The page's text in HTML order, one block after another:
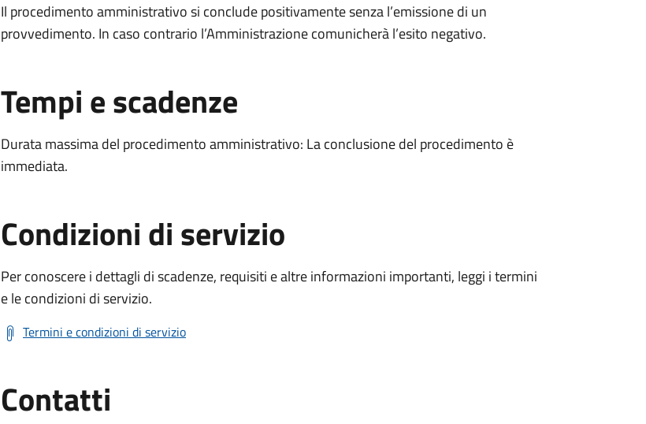
Il procedimento amministrativo si conclude positivamente senza l’emissione di un
provvedimento. In caso contrario l’Amministrazione comunicherà l’esito negativo.
Tempi e scadenze
Durata massima del procedimento amministrativo: La conclusione del procedimento è
immediata.
Condizioni di servizio
Per conoscere i dettagli di scadenze, requisiti e altre informazioni importanti, leggi i termini
e le condizioni di servizio.
Termini e condizioni di servizio
Contatti